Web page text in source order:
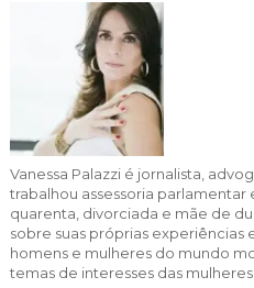
Vanessa Palazzi é jornalista,
trabalhou assessoria
quarenta, divorciada e mãe de
sobre suas próprias
homens e mulheres do mundo
temas de interesses das mulheres